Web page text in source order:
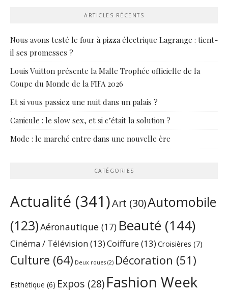
ARTICLES RÉCENTS
Nous avons testé le four à pizza électrique Lagrange : tient-
il ses promesses ?
Louis Vuitton présente la Malle Trophée officielle de la
Coupe du Monde de la FIFA 2026
Et si vous passiez une nuit dans un palais ?
Canicule : le slow sex, et si c’était la solution ?
Mode : le marché entre dans une nouvelle ère
CATÉGORIES
Actualité (341)Art (30)Automobile
(123)Aéronautique (17) Beauté (144)
Cinéma / Télévision(13)Coiffure(13) Croisières (7)
Culture (64) Deux roues (2) Décoration (51)
Esthétique (6) Expos (28) Fashion Week